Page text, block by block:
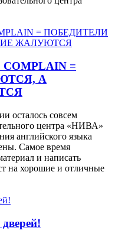
COMPLAIN =
А
осталось совсем
центра «НИВА»
английского языка
Самое время
и написать
на хорошие и отличные